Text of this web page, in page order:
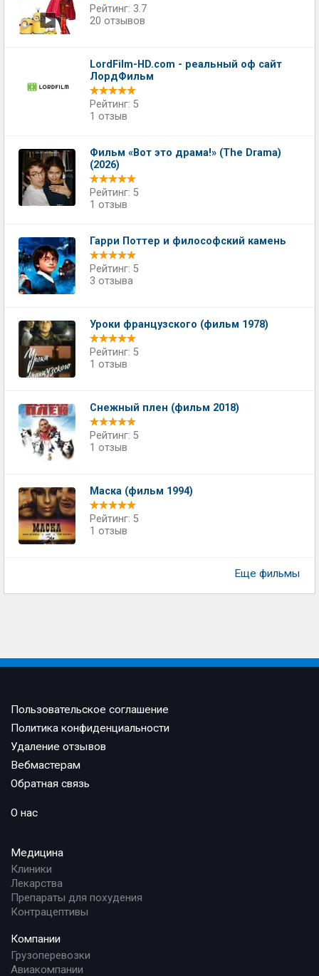
Рейтинг: 3.7
20 отзывов
LordFilm-HD.com - реальный оф сайт
ЛордФильм
Рейтинг: 5
1 отзыв
Фильм «Вот это драма!» (The Drama)
(2026)
Рейтинг: 5
1 отзыв
Гарри Поттер и философский камень
Рейтинг: 5
3 отзыва
Уроки французского (фильм 1978)
Рейтинг: 5
1 отзыв
Снежный плен (фильм 2018)
Рейтинг: 5
1 отзыв
Маска (фильм 1994)
Рейтинг: 5
1 отзыв
Еще фильмы
Пользовательское соглашение
Политика конфиденциальности
Удаление отзывов
Вебмастерам
Обратная связь
О нас
Медицина
Клиники
Лекарства
Препараты для похудения
Контрацептивы
Компании
Грузоперевозки
Авиакомпании